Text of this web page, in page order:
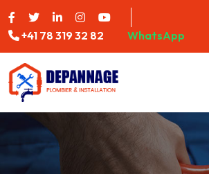
+41 78 319 32 82 WhatsApp